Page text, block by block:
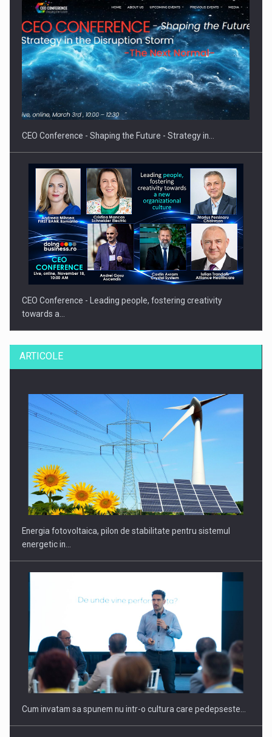
CEO Conference - Shaping the Future - Strategy in…
CEO Conference - Leading people, fostering creativity
towards a…
CEO Conference - Shaping The Future - Technology and…
Webinar - Business Evolution-RETHINK STRATEGY-Finantare
Investitii Digitalizare
ARTICOLE
Energia fotovoltaica, pilon de stabilitate pentru sistemul
energetic in…
Cum invatam sa spunem nu intr-o cultura care pedepseste…